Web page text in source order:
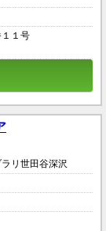
１号
リ世田谷深沢